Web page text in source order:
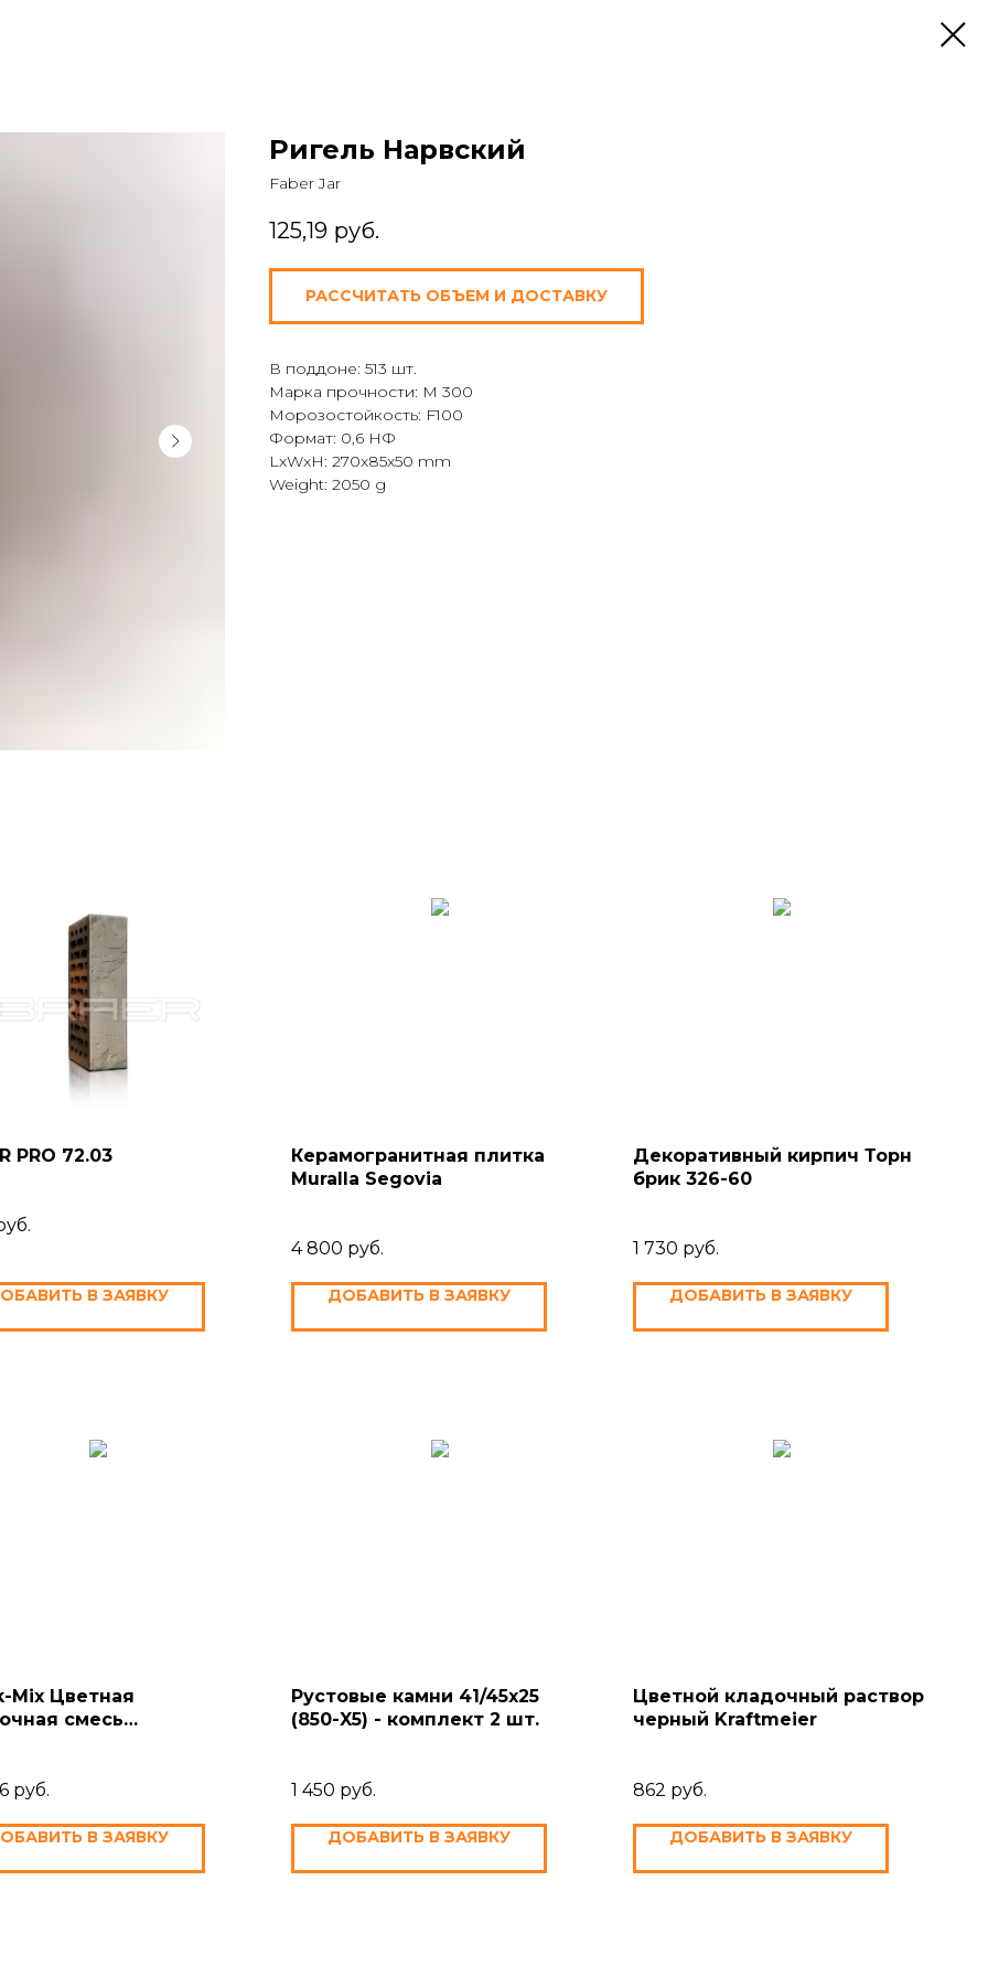
Ригель Нарвский
Faber Jar
125,19 руб.
РАССЧИТАТЬ ОБЪЕМ И ДОСТАВКУ
В поддоне: 513 шт.
Марка прочности: М 300
Морозостойкость: F100
Формат: 0,6 НФ
LxWxH: 270x85x50 mm
Weight: 2050 g
PRO 72.03
В ЗАЯВКУ
Керамогранитная плитка
Muralla Segovia
4 800 руб.
ДОБАВИТЬ В ЗАЯВКУ
Декоративный кирпич Торн
брик 326-60
1 730 руб.
ДОБАВИТЬ В ЗАЯВКУ
Mix Цветная
смесь
руб.
В ЗАЯВКУ
Рустовые камни 41/45х25
(850-X5) - комплект 2 шт.
1 450 руб.
ДОБАВИТЬ В ЗАЯВКУ
Цветной кладочный раствор
черный Kraftmeier
862 руб.
ДОБАВИТЬ В ЗАЯВКУ